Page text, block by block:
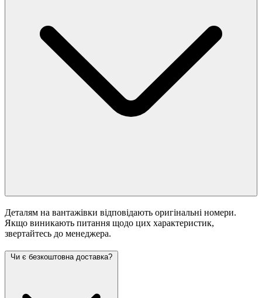
Деталям на вантажівки відповідають оригінальні номери.
Якщо виникають питання щодо цих характеристик,
звертайтесь до менеджера.
Чи є безкоштовна доставка?